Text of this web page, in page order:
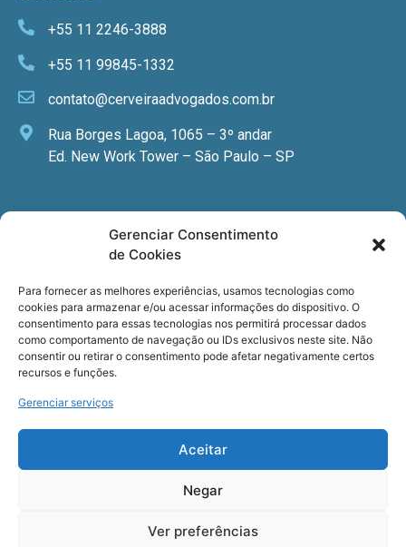
Gerenciar Consentimento
de Cookies
Para fornecer as melhores experiências, usamos tecnologias como
cookies para armazenar e/ou acessar informações do dispositivo. O
consentimento para essas tecnologias nos permitirá processar dados
como comportamento de navegação ou IDs exclusivos neste site. Não
consentir ou retirar o consentimento pode afetar negativamente certos
recursos e funções.
Gerenciar serviços
Aceitar
Negar
Ver preferências
+55 11 2246-3888
+55 11 99845-1332
contato@cerveiraadvogados.com.br
Rua Borges Lagoa, 1065 – 3º andar
Ed. New Work Tower – São Paulo – SP
Newsletter
especializadas, cursos e eventos?
Registre seu email.
Termos de usoe aPolítica de privacidade